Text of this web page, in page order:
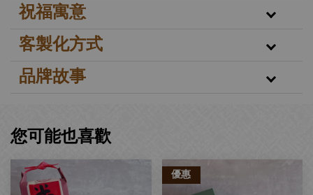
祝福寓意
客製化方式
品牌故事
您可能也喜歡
優惠